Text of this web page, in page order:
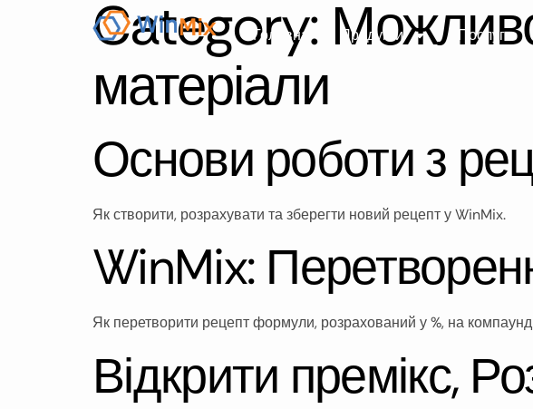
Головна Продукти Послуги
Category:
матеріали
Основи роботи з
Як створити, розрахувати та зберегти новий рецепт у WinMix.
WinMix:
Як перетворити рецепт формули, розрахований у %, на компаунд
Відкрити премікс,